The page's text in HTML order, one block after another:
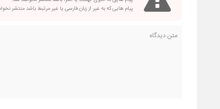
پیام هایی که به غیر از زبان فارسی یا غیر مرتبط باشد منتشر